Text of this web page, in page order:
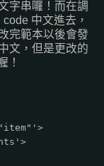
字串囉！而在調
中文進去，
完範本以後會發
文，但是更改的
！